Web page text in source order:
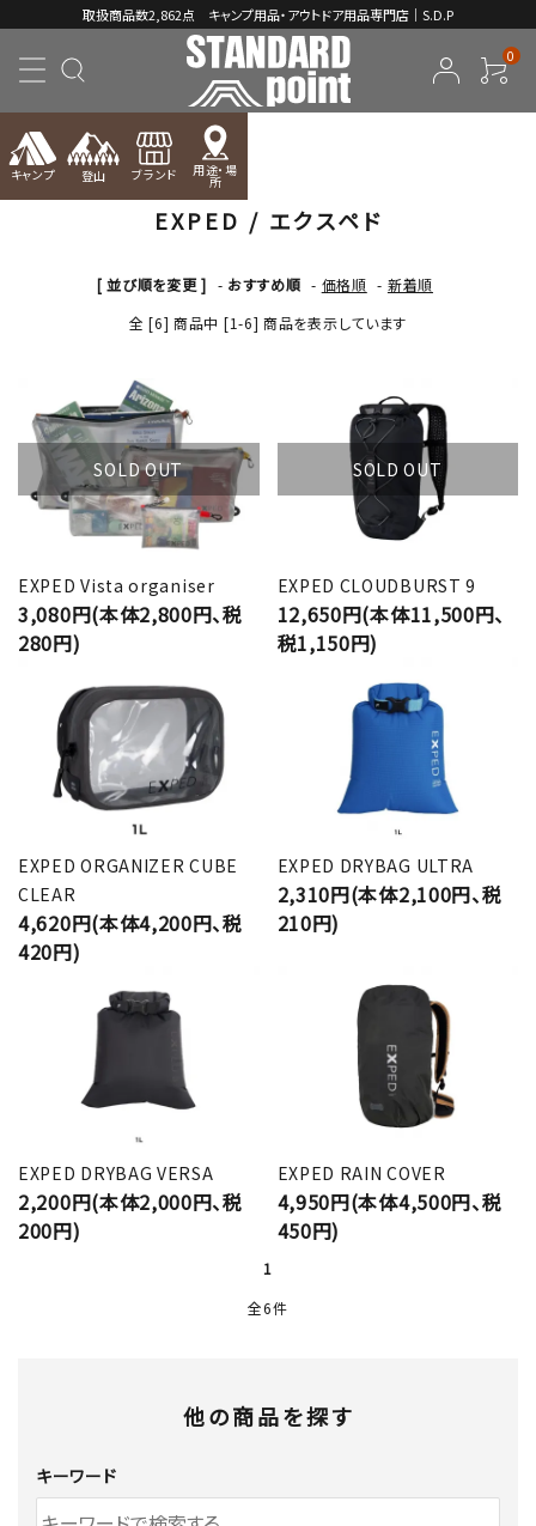
取扱商品数2,862点 キャンプ用品・アウトドア用品専門店｜S.D.P
0
キャンプ 登山 ブランド 用途・場
所
ACCOUNT MENU
person
INFORMATION
TOP EXPED / エクスペド
EXPED / エクスペド
[ 並び順を変更 ] - おすすめ順 - 価格順 - 新着順
全 [6] 商品中 [1-6] 商品を表示しています
SOLD OUT
EXPED Vista organiser
3,080円(本体2,800円、税
280円)
SOLD OUT
EXPED CLOUDBURST 9
12,650円(本体11,500円、
税1,150円)
EXPED ORGANIZER CUBE
CLEAR
4,620円(本体4,200円、税
420円)
EXPED DRYBAG ULTRA
2,310円(本体2,100円、税
210円)
EXPED DRYBAG VERSA
2,200円(本体2,000円、税
200円)
EXPED RAIN COVER
4,950円(本体4,500円、税
450円)
1
全6件
他の商品を探す
キーワード